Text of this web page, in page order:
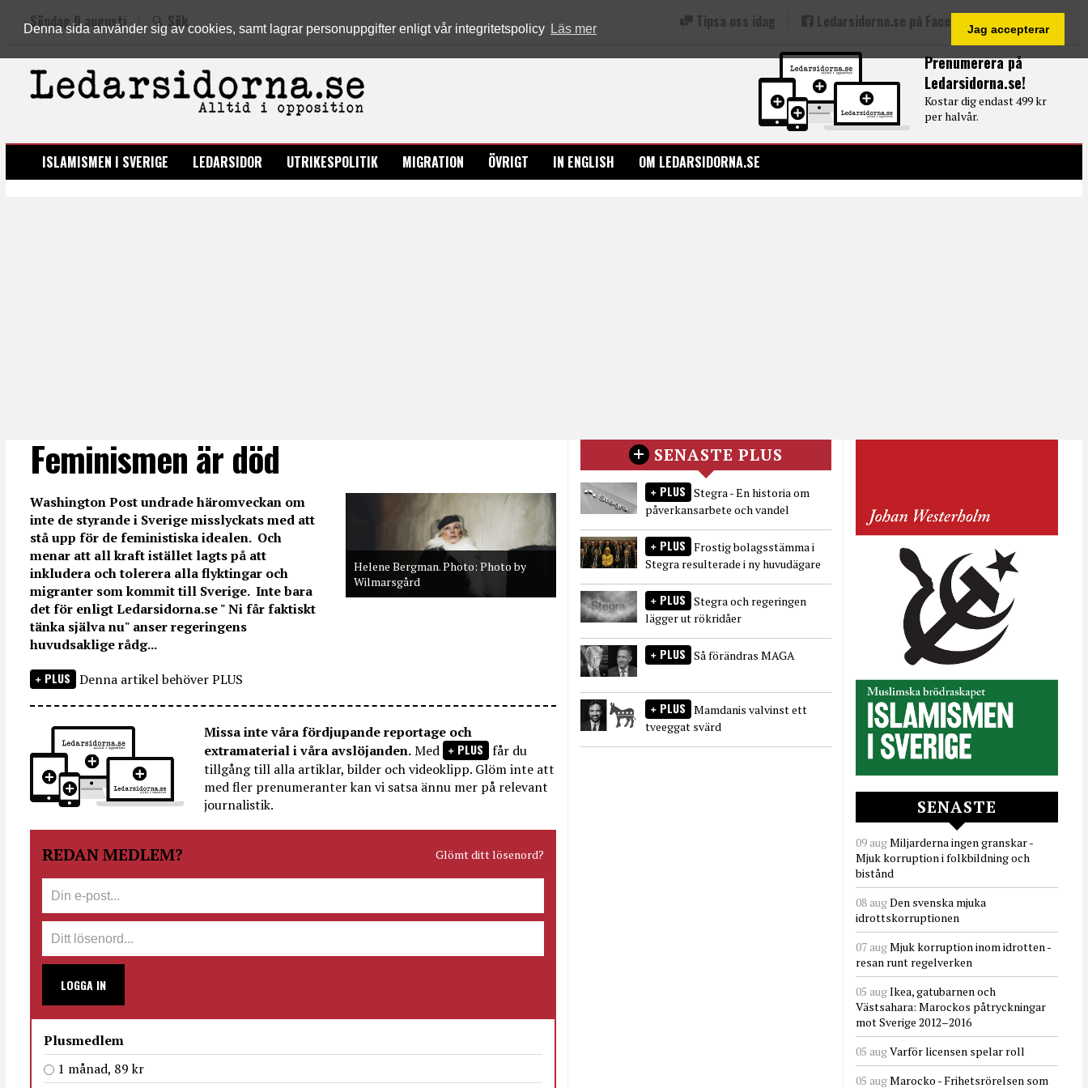
Denna sida använder sig av cookies, samt lagrar personuppgifter enligt vår integritetspolicy Läs mer Jag accepterar
Prenumerera på
Ledarsidorna.se!
Kostar dig endast 499 kr
per halvår.
Söndag 9 augusti Sök Tipsa oss idag Ledarsidorna.se på Facebook
LEDARSIDORNA.SE
ISLAMISMEN I SVERIGE LEDARSIDOR UTRIKESPOLITIK MIGRATION ÖVRIGT IN ENGLISH OM LEDARSIDORNA.SE
Feminismen är död
Helene Bergman. Photo: Photo by
Wilmarsgård
Washington Post undrade häromveckan om
inte de styrande i Sverige misslyckats med att
stå upp för de feministiska idealen. Och
menar att all kraft istället lagts på att
inkludera och tolerera alla flyktingar och
migranter som kommit till Sverige. Inte bara
det för enligt Ledarsidorna.se " Ni får faktiskt
tänka själva nu" anser regeringens
huvudsaklige rådg...
PLUS Denna artikel behöver PLUS
Missa inte våra fördjupande reportage och
extramaterial i våra avslöjanden.Med PLUS får du
tillgång till alla artiklar, bilder och videoklipp. Glöm inte att
med fler prenumeranter kan vi satsa ännu mer på relevant
journalistik.
REDAN MEDLEM? Glömt ditt lösenord?
LOGGA IN
Plusmedlem
1 månad, 89 kr
SENASTE PLUS
PLUS Stegra - En historia om
påverkansarbete och vandel
PLUS Frostig bolagsstämma i
Stegra resulterade i ny huvudägare
PLUS Stegra och regeringen
lägger ut rökridåer
PLUS Så förändras MAGA
PLUS Mamdanis valvinst ett
tveeggat svärd
SENASTE
09 augMiljarderna ingen granskar -
Mjuk korruption i folkbildning och
bistånd
08 augDen svenska mjuka
idrottskorruptionen
07 augMjuk korruption inom idrotten -
resan runt regelverken
05 augIkea, gatubarnen och
Västsahara: Marockos påtryckningar
mot Sverige 2012–2016
05 augVarför licensen spelar roll
05 augMarocko - Frihetsrörelsen som